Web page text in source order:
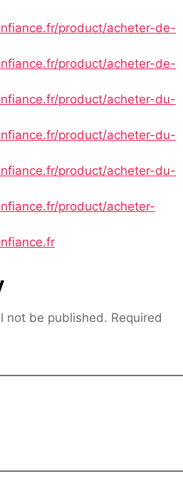
product/acheter-de-
product/acheter-de-
product/acheter-du-
product/acheter-du-
product/acheter-du-
product/acheter-
not be published. Required